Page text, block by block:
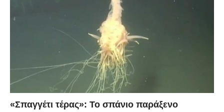
«Σπαγγέτι τέρας»: Το σπάνιο παράξενο